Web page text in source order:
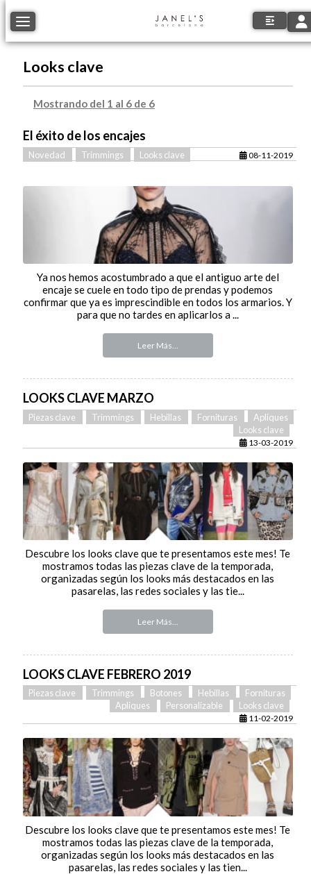
Toggle navigation
Looks clave
Mostrando del 1 al 6 de 6
El éxito de los encajes
Novedad Trimmings Looks clave 08-11-2019
Ya nos hemos acostumbrado a que el antiguo arte del
encaje se cuele en todo tipo de prendas y podemos
confirmar que ya es imprescindible en todos los armarios. Y
para que no tardes en aplicarlos a ...
Leer Más...
LOOKS CLAVE MARZO
Piezas clave Trimmings Hebillas Fornituras
Apliques
Looks clave
13-03-2019
Descubre los looks clave que te presentamos este mes! Te
mostramos todas las piezas clave de la temporada,
organizadas según los looks más destacados en las
pasarelas, las redes sociales y las tie...
Leer Más...
LOOKS CLAVE FEBRERO 2019
Piezas clave Trimmings Botones Hebillas
Fornituras
Apliques
Personalizable Looks clave
11-02-2019
Descubre los looks clave que te presentamos este mes! Te
mostramos todas las piezas clave de la temporada,
organizadas según los looks más destacados en las
pasarelas, las redes sociales y las tien...